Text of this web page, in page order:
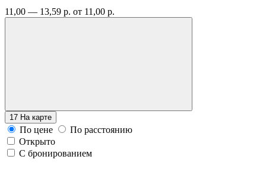
11,00 — 13,59 р. от 11,00 р.
17 На карте
По цене
По расстоянию
Открыто
С бронированием